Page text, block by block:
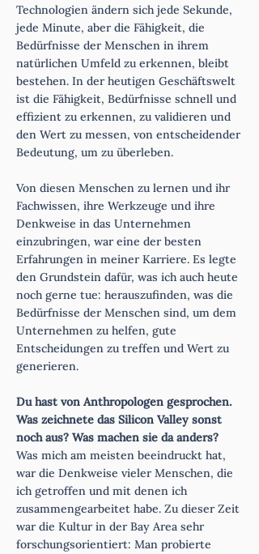
Technologien ändern sich jede Sekunde,
jede Minute, aber die Fähigkeit, die
Bedürfnisse der Menschen in ihrem
natürlichen Umfeld zu erkennen, bleibt
bestehen. In der heutigen Geschäftswelt
ist die Fähigkeit, Bedürfnisse schnell und
effizient zu erkennen, zu validieren und
den Wert zu messen, von entscheidender
Bedeutung, um zu überleben.
Von diesen Menschen zu lernen und ihr
Fachwissen, ihre Werkzeuge und ihre
Denkweise in das Unternehmen
einzubringen, war eine der besten
Erfahrungen in meiner Karriere. Es legte
den Grundstein dafür, was ich auch heute
noch gerne tue: herauszufinden, was die
Bedürfnisse der Menschen sind, um dem
Unternehmen zu helfen, gute
Entscheidungen zu treffen und Wert zu
generieren.
Du hast von Anthropologen gesprochen.
Was zeichnete das Silicon Valley sonst
noch aus? Was machen sie da anders?
Was mich am meisten beeindruckt hat,
war die Denkweise vieler Menschen, die
ich getroffen und mit denen ich
zusammengearbeitet habe. Zu dieser Zeit
war die Kultur in der Bay Area sehr
forschungsorientiert: Man probierte